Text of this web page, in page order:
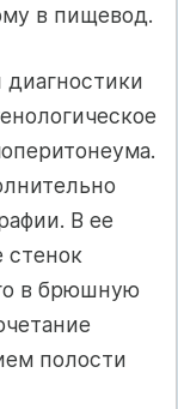
в пищевод.
В ее
стенок
в брюшную
полости